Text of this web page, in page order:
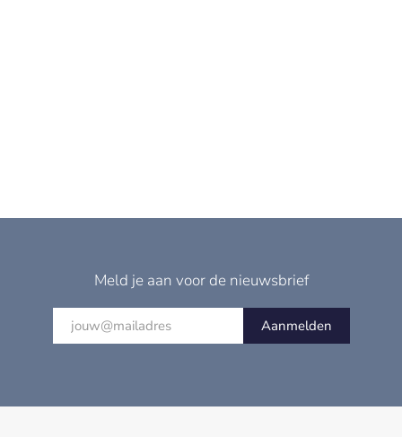
Meld je aan voor de nieuwsbrief
Aanmelden